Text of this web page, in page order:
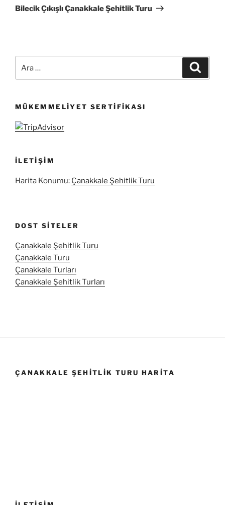
Yazı
Bilecik Çıkışlı Çanakkale Şehitlik Turu
MÜKEMMELIYET SERTIFIKASI
İLETIŞIM
Harita Konumu: Çanakkale Şehitlik Turu
DOST SITELER
Çanakkale Şehitlik Turu
Çanakkale Turu
Çanakkale Turları
Çanakkale Şehitlik Turları
ÇANAKKALE ŞEHITLIK TURU HARITA